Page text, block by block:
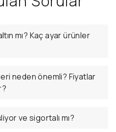
mı? Kaç ayar ürünler
neden önemli? Fiyatlar
ve sigortalı mı?